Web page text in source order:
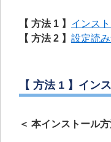
【 方法 1 】 インス
【 方法 2 】 設定読
【 方法 1 】イン
＜ 本インストール